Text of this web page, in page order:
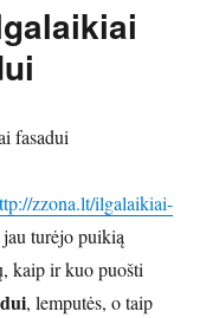
fasadui
zzona.lt/ilgalaikiai-
turėjo puikią
kaip ir kuo puošti
, lemputės, o taip